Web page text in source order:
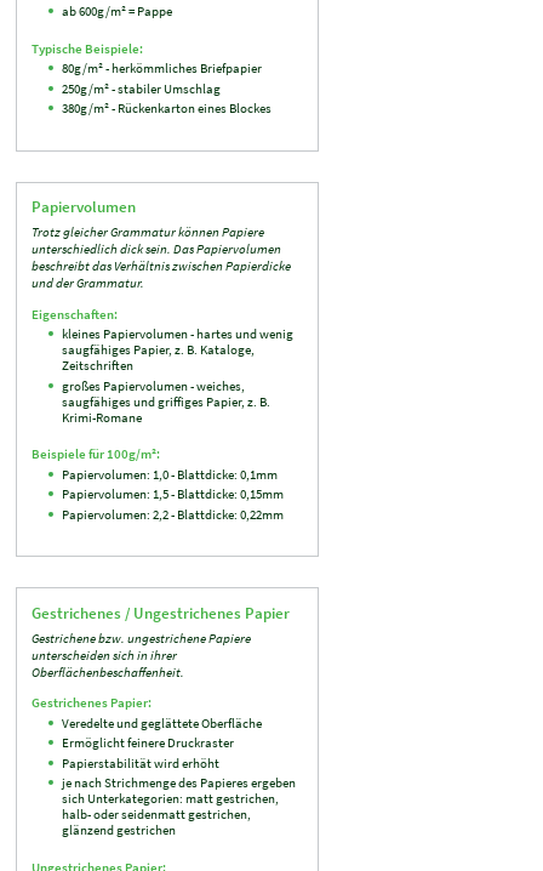
ab 600g/m² = Pappe
Typische Beispiele:
80g/m² - herkömmliches Briefpapier
250g/m² - stabiler Umschlag
380g/m² - Rückenkarton eines Blockes
Papiervolumen
Trotz gleicher Grammatur können Papiere
unterschiedlich dick sein. Das Papiervolumen
beschreibt das Verhältnis zwischen Papierdicke
und der Grammatur.
Eigenschaften:
kleines Papiervolumen - hartes und wenig
saugfähiges Papier, z. B. Kataloge,
Zeitschriften
großes Papiervolumen - weiches,
saugfähiges und griffiges Papier, z. B.
Krimi-Romane
Beispiele für 100g/m²:
Papiervolumen: 1,0 - Blattdicke: 0,1mm
Papiervolumen: 1,5 - Blattdicke: 0,15mm
Papiervolumen: 2,2 - Blattdicke: 0,22mm
Gestrichenes / Ungestrichenes Papier
Gestrichene bzw. ungestrichene Papiere
unterscheiden sich in ihrer
Oberflächenbeschaffenheit.
Gestrichenes Papier:
Veredelte und geglättete Oberfläche
Ermöglicht feinere Druckraster
Papierstabilität wird erhöht
je nach Strichmenge des Papieres ergeben
sich Unterkategorien: matt gestrichen,
halb- oder seidenmatt gestrichen,
glänzend gestrichen
Ungestrichenes Papier: